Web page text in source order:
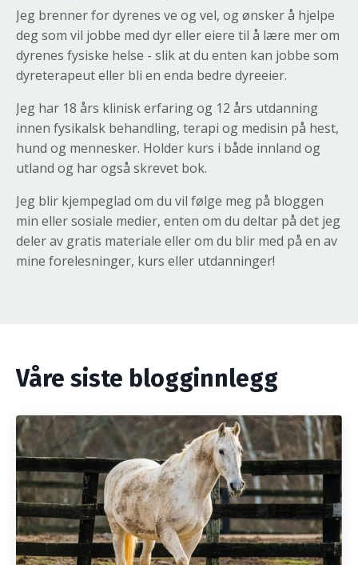
Jeg brenner for dyrenes ve og vel, og ønsker å hjelpe
deg som vil jobbe med dyr eller eiere til å lære mer om
dyrenes fysiske helse - slik at du enten kan jobbe som
dyreterapeut eller bli en enda bedre dyreeier.
Jeg har 18 års klinisk erfaring og 12 års utdanning
innen fysikalsk behandling, terapi og medisin på hest,
hund og mennesker. Holder kurs i både innland og
utland og har også skrevet bok.
Jeg blir kjempeglad om du vil følge meg på bloggen
min eller sosiale medier, enten om du deltar på det jeg
deler av gratis materiale eller om du blir med på en av
mine forelesninger, kurs eller utdanninger!
Våre siste blogginnlegg